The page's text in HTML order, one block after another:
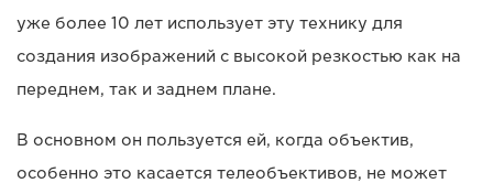
уже более 10 лет использует эту технику для
создания изображений с высокой резкостью как на
переднем, так и заднем плане.
В основном он пользуется ей, когда объектив,
особенно это касается телеобъективов, не может